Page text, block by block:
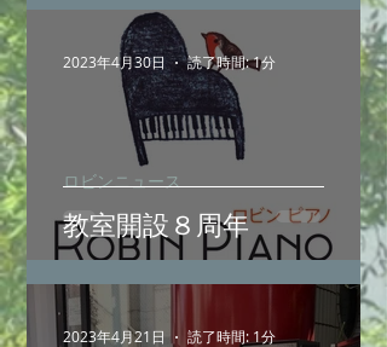
教室開設８周年
ロビンニュース
2023年4月30日 読了時間: 1分
2023年4月21日 読了時間: 1分